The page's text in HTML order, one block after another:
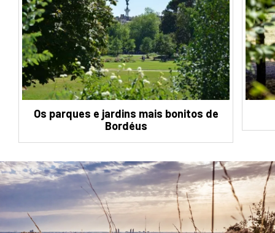
Os parques e jardins mais bonitos de
Bordéus